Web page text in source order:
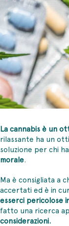
La cannabis è un
rilassante ha un
soluzione per chi
morale.
Ma è consigliata a
accertati ed è in
esserci pericolose
fatto una ricerca
considerazioni.